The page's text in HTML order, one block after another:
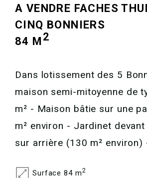
A VENDRE FACHES
CINQ BONNIERS
84 M2
Dans lotissement des 5
maison semi-mitoyenne de
m² - Maison bâtie sur une
m² environ - Jardinet
sur arrière (130 m² environ)
Surface 84 m2